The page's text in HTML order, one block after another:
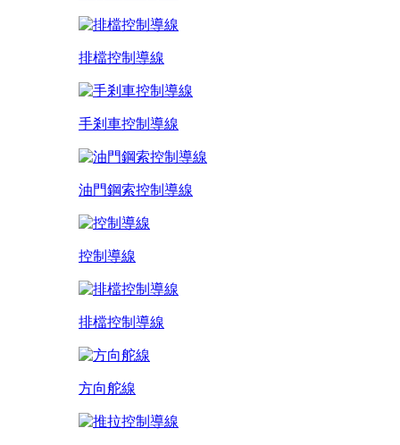
排檔控制導線
手剎車控制導線
油門鋼索控制導線
控制導線
排檔控制導線
方向舵線